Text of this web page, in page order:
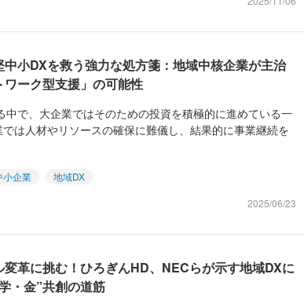
小DXを救う強力な処方箋：地域中核企業が主治
ーク型支援」の可能性
中で、大企業ではそのための投資を積極的に進めている一
は人材やリソースの確保に難儀し、結果的に事業継続を
小企業
地域DX
2025/06/23
変革に挑む！ひろぎんHD、NECらが示す地域DXに
・金”共創の道筋